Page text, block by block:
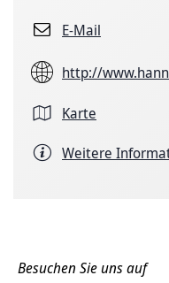
E-Mail
http://
Karte
Weitere
Besuchen Sie uns auf